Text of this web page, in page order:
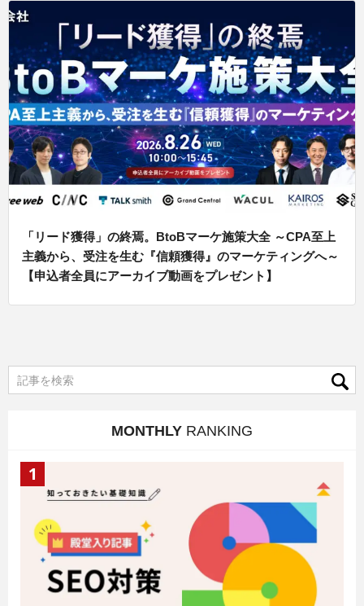
「リード獲得」の終焉。BtoBマーケ施策大全 ～CPA至上
主義から、受注を生む『信頼獲得』のマーケティングへ～
【申込者全員にアーカイブ動画をプレゼント】
MONTHLY RANKING